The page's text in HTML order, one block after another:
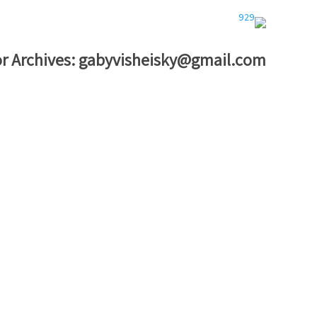
Archives:gabyvisheisky@gmail.com